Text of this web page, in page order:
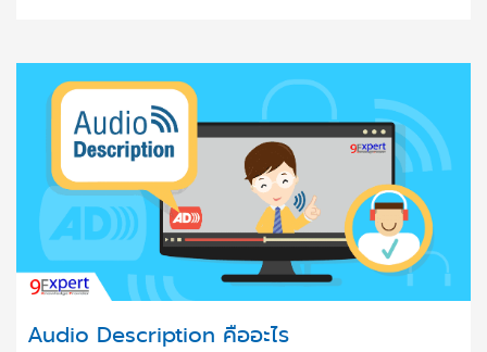
Audio Description คืออะไร